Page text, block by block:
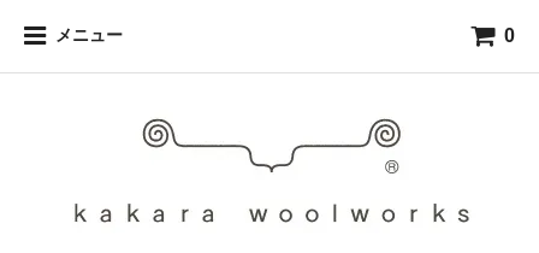
メニュー 0